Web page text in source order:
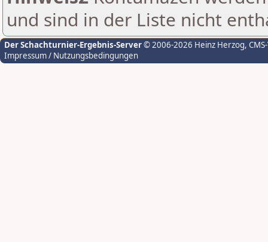
und sind in der Liste nicht
Der Schachturnier-Ergebnis-Server© 2006-2026 Heinz Herzog,
Impressum / Nutzungsbedingungen